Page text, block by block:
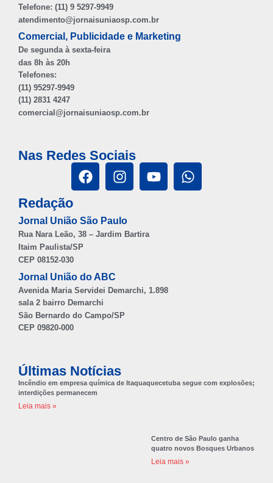
Telefone: (11) 9 5297-9949
atendimento@jornaisuniaosp.com.br
Comercial, Publicidade e Marketing
De segunda à sexta-feira
das 8h às 20h
Telefones:
(11) 95297-9949
(11) 2831 4247
comercial@jornaisuniaosp.com.br
Nas Redes Sociais
Redação
Jornal União São Paulo
Rua Nara Leão, 38 – Jardim Bartira
Itaim Paulista/SP
CEP 08152-030
Jornal União do ABC
Avenida Maria Servidei Demarchi, 1.898
sala 2 bairro Demarchi
São Bernardo do Campo/SP
CEP 09820-000
Últimas Notícias
Incêndio em empresa química de Itaquaquecetuba segue com explosões;
interdições permanecem
Leia mais »
Centro de São Paulo ganha
quatro novos Bosques Urbanos
Leia mais »